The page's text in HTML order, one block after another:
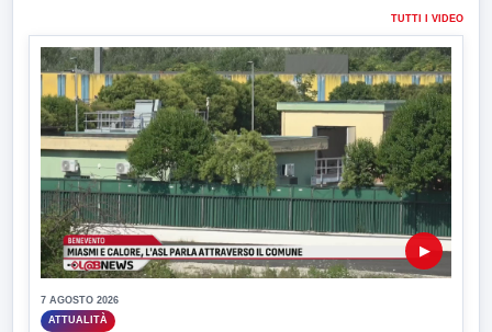
TUTTI I VIDEO
▶
7 AGOSTO 2026
ATTUALITÀ